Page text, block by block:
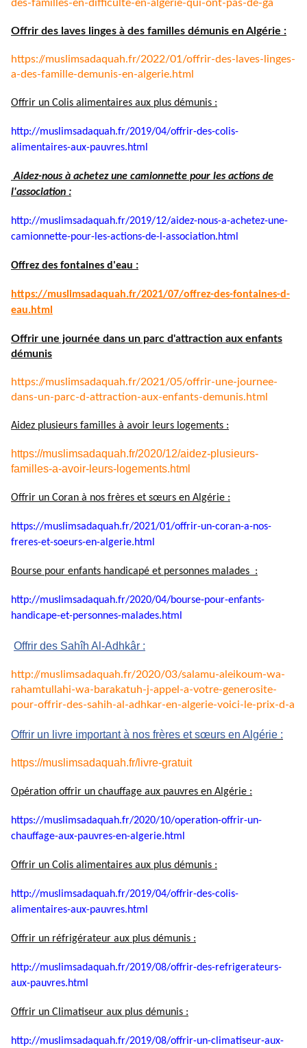
des-familles-en-difficulte-en-algerie-qui-ont-pas-de-ga
Offrir des laves linges à des familles démunis en Algérie :
https://muslimsadaquah.fr/2022/01/offrir-des-laves- linges-
a-des-famille-demunis-en-algerie.html
Offrir un Colis alimentaires aux plus démunis :
http://muslimsadaquah.fr/2019/04/offrir-des-colis-
alimentaires-aux-pauvres.html
Aidez-nous à achetez une camionnette pour les actions de
l'association :
http://muslimsadaquah.fr/2019/12/aidez-nous-a-achetez-une-
camionnette-pour-les-actions-de-l-association.html
Offrez des fontaines d'eau :
https://muslimsadaquah.fr/2021/07/offrez-des-fontaines-d-
eau.html
Offrir une journée dans un parc d'attraction aux enfants
démunis
https://muslimsadaquah.fr/2021/05/offrir-une-journee-
dans-un-parc-d-attraction-aux-enfants-demunis.html
Aidez plusieurs familles à avoir leurs logements :
https://muslimsadaquah.fr/2020/12/aidez-plusieurs-
familles-a-avoir-leurs-logements.html
Offrir un Coran à nos frères et sœurs en Algérie :
https://muslimsadaquah.fr/2021/01/offrir-un-coran-a-nos-
freres-et-soeurs-en-algerie.html
Bourse pour enfants handicapé et personnes malades :
http://muslimsadaquah.fr/2020/04/bourse-pour-enfants-
handicape-et-personnes-malades.html
Offrir des Sahîh Al-Adhkâr :
http://muslimsadaquah.fr/2020/03/salamu-aleikoum-wa-
rahamtullahi-wa-barakatuh-j-appel-a-votre-generosite-
pour-offrir-des-sahih-al-adhkar-en-algerie-voici-le-prix-d-a
Offrir un livre important à nos frères et sœurs en Algérie :
https://muslimsadaquah.fr/livre-gratuit
Opération offrir un chauffage aux pauvres en Algérie :
https://muslimsadaquah.fr/2020/10/operation-offrir-un-
chauffage-aux-pauvres-en-algerie.html
Offrir un Colis alimentaires aux plus démunis :
http://muslimsadaquah.fr/2019/04/offrir-des-colis-
alimentaires-aux-pauvres.html
Offrir un réfrigérateur aux plus démunis :
http://muslimsadaquah.fr/2019/08/offrir-des-refrigerateurs-
aux-pauvres.html
Offrir un Climatiseur aux plus démunis :
http://muslimsadaquah.fr/2019/08/offrir-un-climatiseur-aux-